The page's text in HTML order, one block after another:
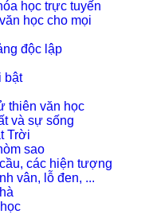
học trực tuyến
học cho mọi
độc lập
bật
thiên văn học
và sự sống
Trời
sao
các hiện tượng
vân, lỗ đen, ...